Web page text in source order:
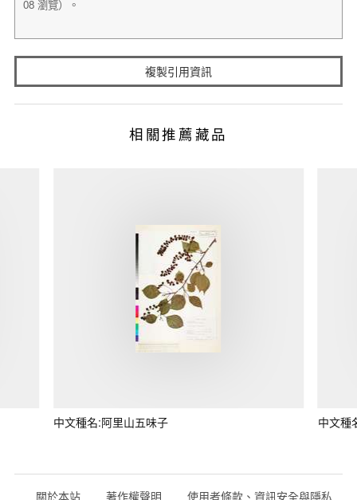
複製引用資訊
相關推薦藏品
中文種名:阿里山五味子 中文種
關於本站 著作權聲明 使用者條款、資訊安全與隱私